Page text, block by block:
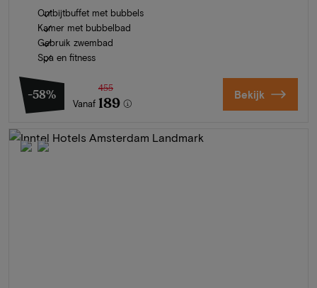
Ontbijtbuffet met bubbels
Kamer met bubbelbad
Gebruik zwembad
Spa en fitness
-58%
Vanaf
455
189 Bekijk